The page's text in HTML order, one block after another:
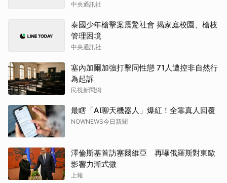
中央通訊社
泰國少年槍擊案震驚社會 揭家庭校園、槍枝
管理困境
中央通訊社
塞內加爾加強打擊同性戀 71人遭控非自然行
為起訴
民視新聞網
最瞎「AI聊天機器人」爆紅！全靠真人回覆
NOWNEWS今日新聞
澤倫斯基首訪塞爾維亞 再曝俄羅斯對東歐
影響力漸式微
上報